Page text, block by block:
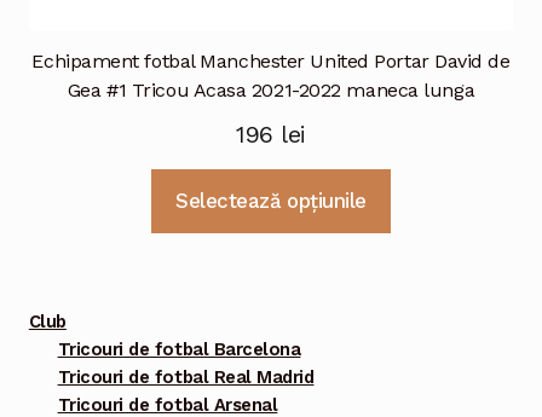
Echipament fotbal Manchester United Portar David de
Gea #1 Tricou Acasa 2021-2022 maneca lunga
196 lei
Selectează opțiunile
Club
Tricouri de fotbal Barcelona
Tricouri de fotbal Real Madrid
Tricouri de fotbal Arsenal